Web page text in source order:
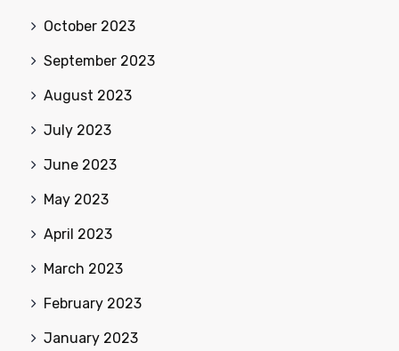
October 2023
September 2023
August 2023
July 2023
June 2023
May 2023
April 2023
March 2023
February 2023
January 2023